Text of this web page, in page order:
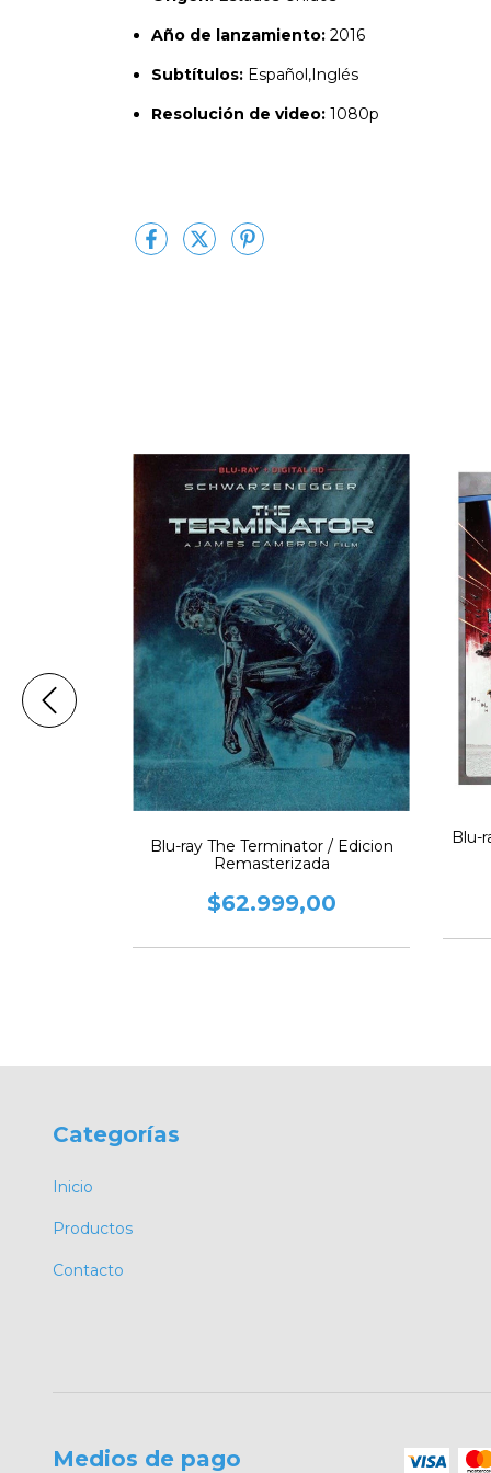
Año de lanzamiento: 2016
Subtítulos: Español,Inglés
Resolución de video: 1080p
Blu-ray The Terminator / Edicion
Remasterizada
$62.999,00
Blu-
Categorías
Inicio
Productos
Contacto
Medios de pago